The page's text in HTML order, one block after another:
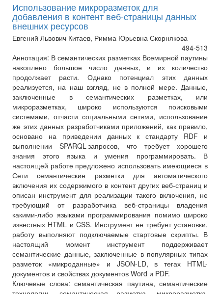
Использование микроразметок для
добавления в контент веб-страницы данных
внешних ресурсов
Евгений Львович Китаев, Римма Юрьевна Скорнякова
494-513
Аннотация: В семантических разметках Всемирной паутины
накоплено большое число данных, и их количество
продолжает расти. Однако потенциал этих данных
реализуется, на наш взгляд, не в полной мере. Данные,
заключенные в семантических разметках, или
микроразметках, широко используются поисковыми
системами, отчасти социальными сетями, использование
же этих данных разработчиками приложений, как правило,
основано на приведении данных к стандарту RDF и
выполнении SPARQL-запросов, что требует хорошего
знания этого языка и умения программировать. В
настоящей работе предложено использовать имеющиеся в
Сети семантические разметки для автоматического
включения их содержимого в контент других веб-страниц и
описан инструмент для реализации такого включения, не
требующий от разработчика веб-страницы владения
какими-либо языками программирования помимо широко
известных HTML и CSS. Инструмент не требует установки,
работу выполняют подключаемые стартовые скрипты. В
настоящий момент инструмент поддерживает
семантические данные, заключенные в популярных типах
разметок «микроданные» и JSON-LD, в тегах HTML-
документов и свойствах документов Word и PDF.
Ключевые слова: семантическая паутина, семантические